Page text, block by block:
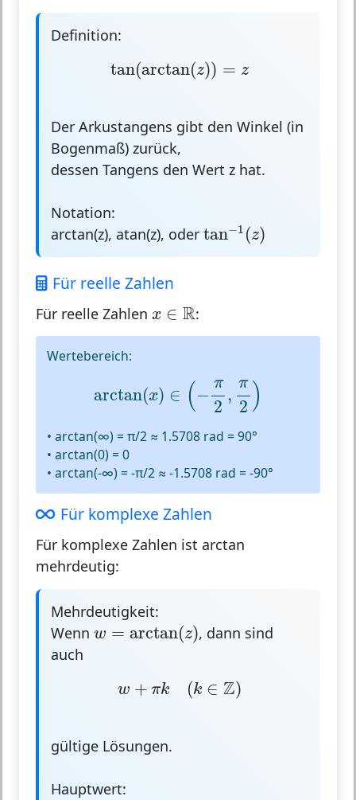
Definition:
tan(arctan(z)) = z
tan arctan (z)
Der Arkustangens gibt den Winkel (in
Bogenmaß) zurück,
dessen Tangens den Wert z hat.
Notation:
arctan(z), atan(z), oder tan−1 (z)
tan−1 z
Für reelle Zahlen
Für reelle Zahlen x ∈ R
x ∈ R :
Wertebereich:
arctan(x) ∈ (−
π
2
,
π
2 )
(− π2 π2)
• arctan(∞) = π/2 ≈ 1.5708 rad = 90°
• arctan(0) = 0
• arctan(-∞) = -π/2 ≈ -1.5708 rad = -90°
Für komplexe Zahlen
Für komplexe Zahlen ist arctan
mehrdeutig:
Mehrdeutigkeit:
Wenn w = arctan(z)
w=arctan(z)
, dann sind
auch
w + πk (k ∈ Z)
w +πk k∈ Z
gültige Lösungen.
Hauptwert: